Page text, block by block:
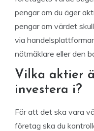
pengar om du äger
pengar om värdet
via
nätmäklare eller den
Vilka aktier
investera i?
För att det ska vara
företag ska du